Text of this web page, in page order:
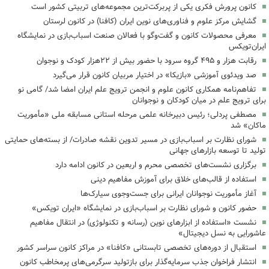
کانون پرورش فکری یکی از پربرکت‌ترین مجموعه‌های تربیتی کشور است
گشایش مرکز علوم و فناوری‌های نوین ایران (کافنا) در کانون لرستان
معرفی محصولات کانون و گفت‌وگو با فعالان صنعت اسباب‌بازی در نمایشگاه
ایران‌تویکس
رقابت هزار و ۴۹۵ گروه سرود با حضور بیش از ۲۲هزار کودک و نوجوان
‌صد ویدئوی آموزشی «بازیکا» در اختیار مربیان کانون قرار می‌گیرد
تفاهم‌نامه همکاری کانون علوم و انجمن ترویج علم ایران امضا شد/ گامی نو
برای ترویج علم در میان کودکان و نوجوانان
مصطفی پردلی؛ رئیس دبیرخانه علمی مرحله استانی مسابقه ملی «مأموریت
ماکان» شد
شورای نظارت بر اسباب‌بازی در مسیر تدوین نقشه صادرات/ از بسته‌های حمایتی
تولید تا توسعه بازارهای جهانی
برگزاری نشست‌های تخصصی محرم و اربعین در کانون ادامه دارد
استفاده از قالب‌های خلاق برای آموزش مفاهیم دینی
آغاز مأموریت نوجوانان ایرانی برای جست‌وجوی سیارک‌ها
حضور کانون و شورای نظارت بر اسباب‌بازی در نمایشگاه «ایران تویکس»
نشست «استفاده از ابزارهای نوین (رسانه و تکنولوژی) در انتقال مفاهیم
عاشورایی به نسل دیجیتال»
استقبال از دوره‌های تخصصی تابستانی «کافنا» در مراکز کانون سراسر کشور
انتشار فراخوان جذب سرمایه‌گذار برای بازتولید سرگرمی‌های پرمخاطب کانون